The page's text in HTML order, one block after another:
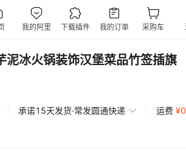
冰火锅装饰汉堡菜品竹签插旗
承诺15天发货·常发圆通快递 运费 ¥0